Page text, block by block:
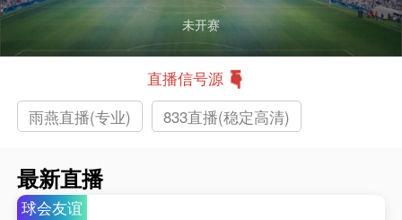
未开赛
直播信号源
雨燕直播(专业)
833直播(稳定高清)
最新直播
球会友谊